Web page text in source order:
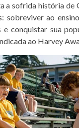
a sofrida história de
sobreviver ao
conquistar sua
ao Harvey